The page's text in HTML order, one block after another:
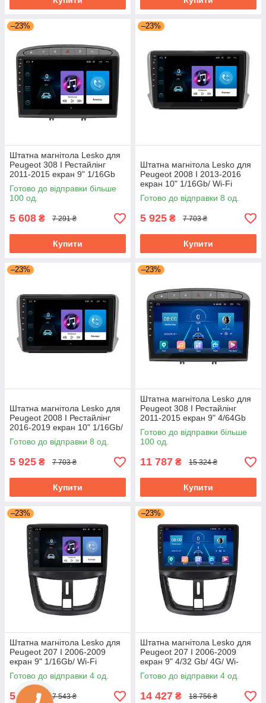
–23%
Штатна магнітола Lesko для
Peugeot 308 I Рестайлінг
2011-2015 екран 9" 1/16Gb
Grey/Wi-Fi Optima GPS
Android
Готово до відправки більше
100 од.
5 608 ₴ 7 291 ₴
Купити
–23%
Штатна магнітола Lesko для
Peugeot 2008 I 2013-2016
екран 10" 1/16Gb/ Wi-Fi
Optima GPS Android Пожо
Готово до відправки 8 од.
5 925 ₴ 7 703 ₴
Купити
–23%
Штатна магнітола Lesko для
Peugeot 2008 I Рестайлінг
2016-2019 екран 10" 1/16Gb/
Wi-Fi Optima GPS Android
Готово до відправки 8 од.
5 925 ₴ 7 703 ₴
Купити
–23%
Штатна магнітола Lesko для
Peugeot 308 I Рестайлінг
2011-2015 екран 9" 4/64Gb
Grey/4G/ Wi-Fi/CarPlay Top
GPS
Готово до відправки більше
100 од.
11 787 ₴ 15 324 ₴
Купити
–23%
Штатна магнітола Lesko для
Peugeot 207 I 2006-2009
екран 9" 1/16Gb/ Wi-Fi
Optima GPS Android Пожо
Готово до відправки 4 од.
5 802 ₴ 7 543 ₴
–23%
Штатна магнітола Lesko для
Peugeot 207 I 2006-2009
екран 9" 4/32 Gb/ 4G/ Wi-
Fi/CarPlay Top GPS Android
Готово до відправки 4 од.
14 427 ₴ 18 756 ₴